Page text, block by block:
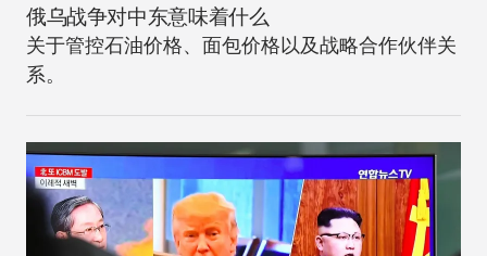
俄乌战争对中东意味着什么
关于管控石油价格、面包价格以及战略合作伙伴关
系。